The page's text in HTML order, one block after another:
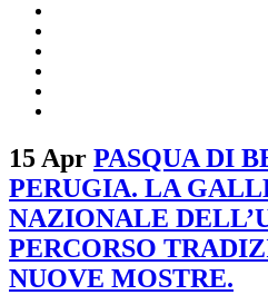
15 Apr PASQUA DI
PERUGIA. LA
NAZIONALE
PERCORSO
NUOVE MOSTRE.